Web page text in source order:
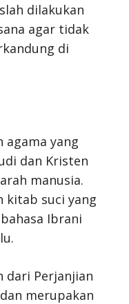
dilakukan
agar tidak
di
agama yang
dan Kristen
manusia.
kitab suci yang
Ibrani
dari Perjanjian
merupakan